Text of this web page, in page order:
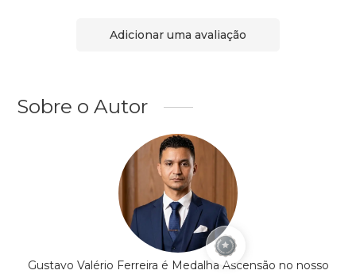
Adicionar uma avaliação
Sobre o Autor
Gustavo Valério Ferreira é Medalha Ascensão no nosso